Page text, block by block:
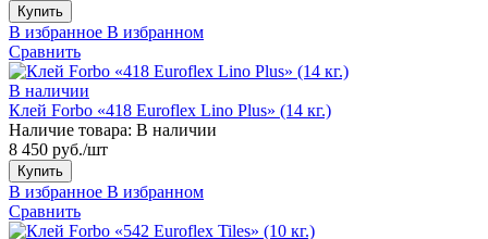
Купить
В избранное В избранном
Сравнить
В наличии
Клей Forbo «418 Euroflex Lino Plus» (14 кг.)
Наличие товара: В наличии
8 450 руб./шт
Купить
В избранное В избранном
Сравнить